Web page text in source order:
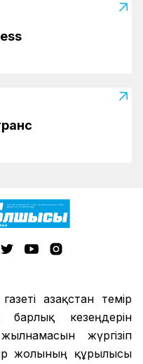
Қазақстан темір
кезеңдерін
жүргізіп
жолының құрылысы